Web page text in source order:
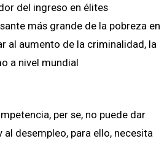
del ingreso en élites
más grande de la pobreza en
al aumento de la criminalidad, la
a nivel mundial
per se, no puede dar
desempleo, para ello, necesita